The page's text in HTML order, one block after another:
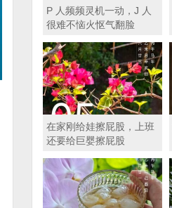
P 人频频灵机一动，J 人
很难不恼火怄气翻脸
在家刚给娃擦屁股，上班
还要给巨婴擦屁股